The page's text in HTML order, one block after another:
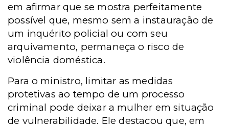
em afirmar que se mostra perfeitamente
possível que, mesmo sem a instauração de
um inquérito policial ou com seu
arquivamento, permaneça o risco de
violência doméstica.
Para o ministro, limitar as medidas
protetivas ao tempo de um processo
criminal pode deixar a mulher em situação
de vulnerabilidade. Ele destacou que, em